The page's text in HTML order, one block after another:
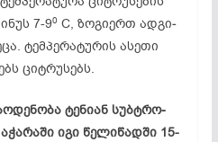
7-90 C, ზო­გი­ერთ ად­გი­
ტემ­პე­რატუ­­რის ას­ე­­თი
ციტ­რუ­სებს.
ტე­ნი­ან სუბ­ტრო­
იგი წე­ლი­წად­ში 15-